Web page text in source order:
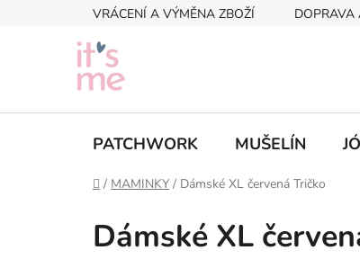
VRÁCENÍ A VÝMĚNA ZBOŽÍ DOPRAVA
PATCHWORK MUŠELÍN
Domů
/ MAMINKY / Dámské XL červená Tričko
Dámské XL